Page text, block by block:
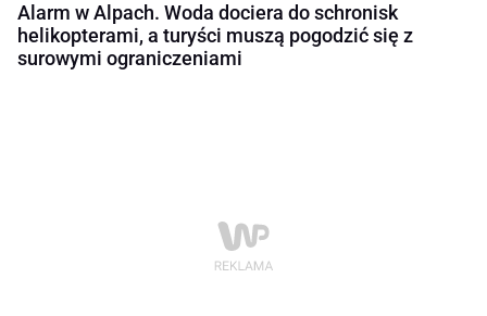
Alarm w Alpach. Woda dociera do schronisk
helikopterami, a turyści muszą pogodzić się z
surowymi ograniczeniami